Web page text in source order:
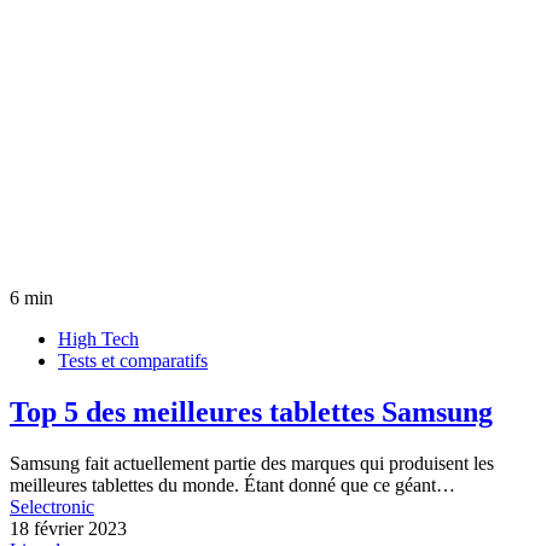
6 min
High Tech
Tests et comparatifs
Top 5 des meilleures tablettes Samsung
Samsung fait actuellement partie des marques qui produisent les
meilleures tablettes du monde. Étant donné que ce géant…
Selectronic
18 février 2023